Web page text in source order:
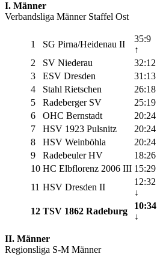
I. Männer
Verbandsliga Männer Staffel Ost
1 SG Pirna/Heidenau II
35:9
↑
2
SV Niederau
32:12
3
ESV Dresden
31:13
4
Stahl Rietschen
26:18
5
Radeberger SV
25:19
6
OHC Bernstadt
20:24
7
HSV 1923 Pulsnitz
20:24
8
HSV Weinböhla
20:24
9
Radebeuler HV
18:26
10 HC Elbflorenz 2006 III 15:29
11 HSV Dresden II
12:32
↓
12 TSV 1862 Radeburg
10:34
↓
II. Männer
Regionsliga S-M Männer